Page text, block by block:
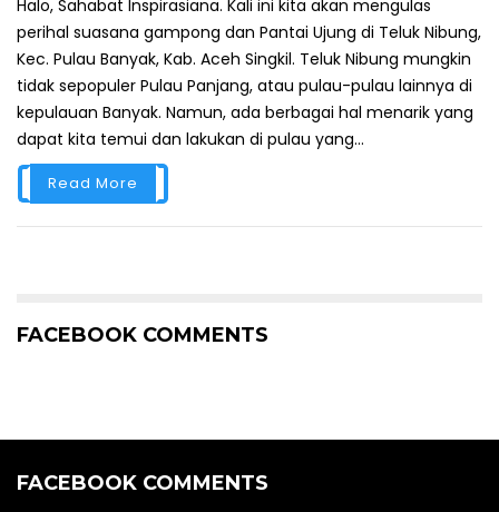
Halo, Sahabat Inspirasiana. Kali ini kita akan mengulas
perihal suasana gampong dan Pantai Ujung di Teluk Nibung,
Kec. Pulau Banyak, Kab. Aceh Singkil. Teluk Nibung mungkin
tidak sepopuler Pulau Panjang, atau pulau-pulau lainnya di
kepulauan Banyak. Namun, ada berbagai hal menarik yang
dapat kita temui dan lakukan di pulau yang...
Read More
FACEBOOK COMMENTS
FACEBOOK COMMENTS